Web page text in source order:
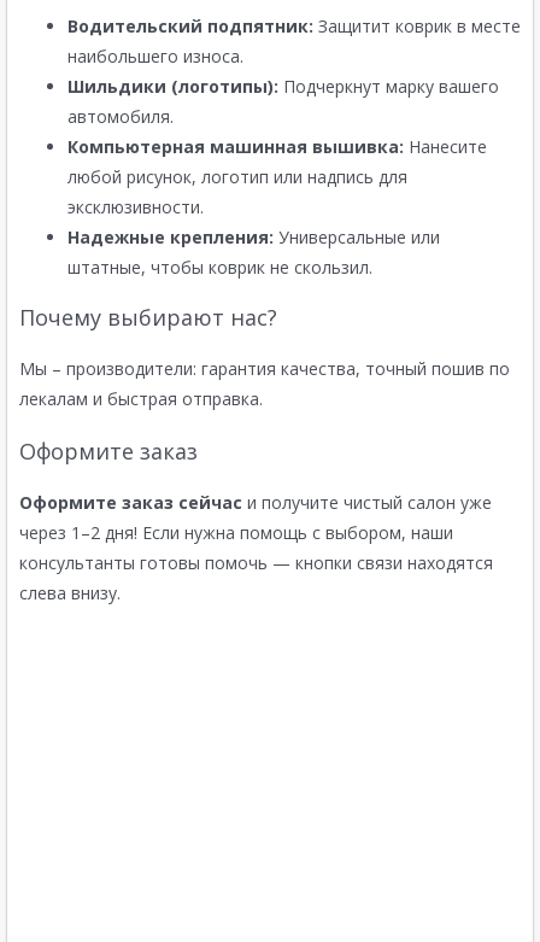
Водительский подпятник: Защитит коврик в месте
наибольшего износа.
Шильдики (логотипы): Подчеркнут марку вашего
автомобиля.
Компьютерная машинная вышивка: Нанесите
любой рисунок, логотип или надпись для
эксклюзивности.
Надежные крепления: Универсальные или
штатные, чтобы коврик не скользил.
Почему выбирают нас?
Мы – производители: гарантия качества, точный пошив по
лекалам и быстрая отправка.
Оформите заказ
Оформите заказ сейчас и получите чистый салон уже
через 1–2 дня! Если нужна помощь с выбором, наши
консультанты готовы помочь — кнопки связи находятся
слева внизу.